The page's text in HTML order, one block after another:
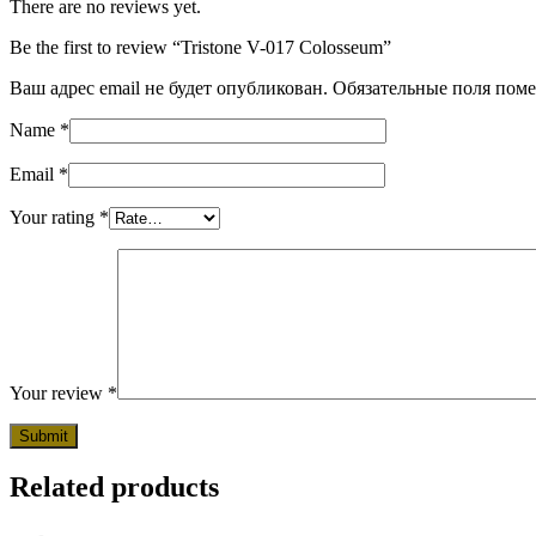
There are no reviews yet.
Be the first to review “Tristone V-017 Colosseum”
Ваш адрес email не будет опубликован. Обязательные поля
Name *
Email *
Your rating *
Your review *
Related products